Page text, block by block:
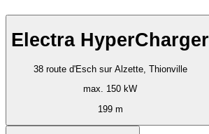
Electra HyperCharger
38 route d'Esch sur Alzette, Thionville
max. 150 kW
199 m